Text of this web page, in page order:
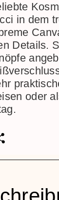
in dem
Details.
oder